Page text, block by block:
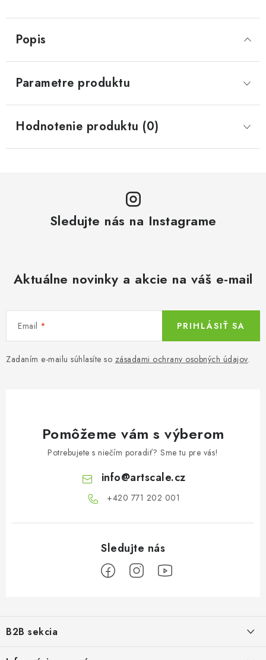
Popis
Parametre produktu
Hodnotenie produktu (0)
Sledujte nás na Instagrame
Aktuálne novinky a akcie na váš e-mail
Email
Zadaním e-mailu súhlasíte so zásadami ochrany osobných údajov.
PRIHLÁSIŤ SA
Pomôžeme vám s výberom
Potrebujete s niečím poradiť? Sme tu pre vás!
info@artscale.cz
+420 771 202 001​
p
ä
B2B sekcia